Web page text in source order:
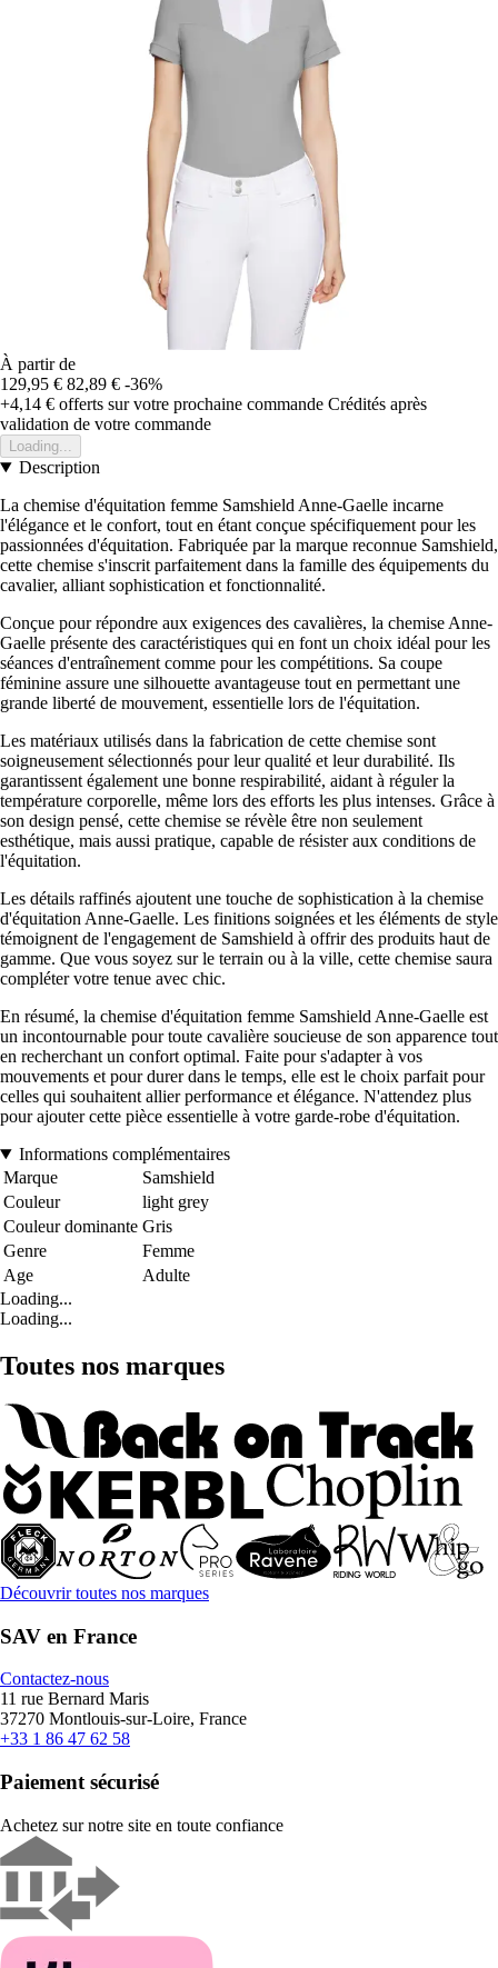
À partir de
129,95 € 82,89 € -36%
+4,14 € offerts sur votre prochaine commande Crédités après
validation de votre commande
Loading...
Description
La chemise d'équitation femme Samshield Anne-Gaelle incarne
l'élégance et le confort, tout en étant conçue spécifiquement pour les
passionnées d'équitation. Fabriquée par la marque reconnue Samshield,
cette chemise s'inscrit parfaitement dans la famille des équipements du
cavalier, alliant sophistication et fonctionnalité.
Conçue pour répondre aux exigences des cavalières, la chemise Anne-
Gaelle présente des caractéristiques qui en font un choix idéal pour les
séances d'entraînement comme pour les compétitions. Sa coupe
féminine assure une silhouette avantageuse tout en permettant une
grande liberté de mouvement, essentielle lors de l'équitation.
Les matériaux utilisés dans la fabrication de cette chemise sont
soigneusement sélectionnés pour leur qualité et leur durabilité. Ils
garantissent également une bonne respirabilité, aidant à réguler la
température corporelle, même lors des efforts les plus intenses. Grâce à
son design pensé, cette chemise se révèle être non seulement
esthétique, mais aussi pratique, capable de résister aux conditions de
l'équitation.
Les détails raffinés ajoutent une touche de sophistication à la chemise
d'équitation Anne-Gaelle. Les finitions soignées et les éléments de style
témoignent de l'engagement de Samshield à offrir des produits haut de
gamme. Que vous soyez sur le terrain ou à la ville, cette chemise saura
compléter votre tenue avec chic.
En résumé, la chemise d'équitation femme Samshield Anne-Gaelle est
un incontournable pour toute cavalière soucieuse de son apparence tout
en recherchant un confort optimal. Faite pour s'adapter à vos
mouvements et pour durer dans le temps, elle est le choix parfait pour
celles qui souhaitent allier performance et élégance. N'attendez plus
pour ajouter cette pièce essentielle à votre garde-robe d'équitation.
Informations complémentaires
Marque
Samshield
Couleur
light grey
Couleur dominante Gris
Genre
Femme
Age
Adulte
Loading...
Loading...
Toutes nos marques
Découvrir toutes nos marques
SAV en France
Contactez-nous
11 rue Bernard Maris
37270 Montlouis-sur-Loire, France
+33 1 86 47 62 58
Paiement sécurisé
Achetez sur notre site en toute confiance